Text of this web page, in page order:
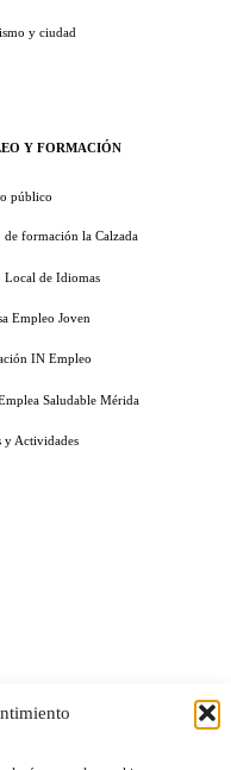
y ciudad
Y FORMACIÓN
público
de formación la Calzada
Local de Idiomas
Empleo Joven
IN Empleo
Saludable Mérida
y Actividades